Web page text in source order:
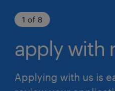
1 of 8
apply with
Applying with us is